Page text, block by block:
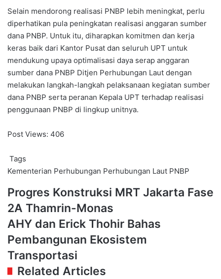
Selain mendorong realisasi PNBP lebih meningkat, perlu
diperhatikan pula peningkatan realisasi anggaran sumber
dana PNBP. Untuk itu, diharapkan komitmen dan kerja
keras baik dari Kantor Pusat dan seluruh UPT untuk
mendukung upaya optimalisasi daya serap anggaran
sumber dana PNBP Ditjen Perhubungan Laut dengan
melakukan langkah-langkah pelaksanaan kegiatan sumber
dana PNBP serta peranan Kepala UPT terhadap realisasi
penggunaan PNBP di lingkup unitnya.
Post Views: 406
Tags
Kementerian Perhubungan Perhubungan Laut PNBP
Progres
Konstruksi
MRT
Jakarta
Fase
2A
Thamrin-
Monas
Progres Konstruksi MRT Jakarta Fase
2A Thamrin-Monas
AHY
Erick
Thohir
Bahas
Pembangunan
AHY dan Erick Thohir Bahas
Pembangunan Ekosistem
Transportasi
Related Articles